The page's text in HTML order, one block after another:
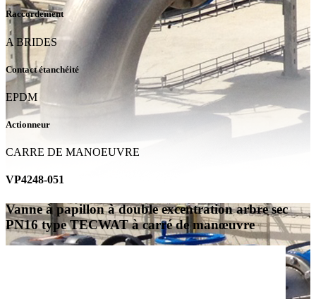
Raccordement
A BRIDES
Contact étanchéité
EPDM
Actionneur
CARRE DE MANOEUVRE
VP4248-051
Vanne à papillon à double excentration arbre sec
PN16 type TECWAT à carré de manœuvre